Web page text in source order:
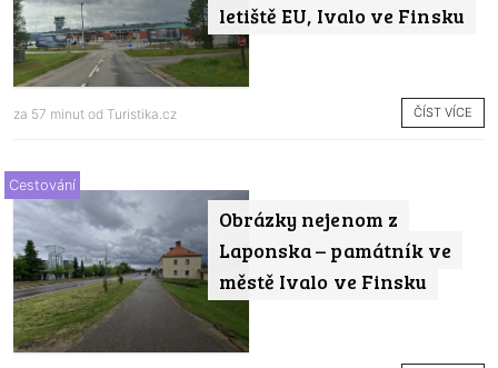
letiště EU, Ivalo ve Finsku
za 57 minut od Turistika.cz ČÍST VÍCE
Obrázky nejenom z
Laponska – památník ve
městě Ivalo ve Finsku
Cestování